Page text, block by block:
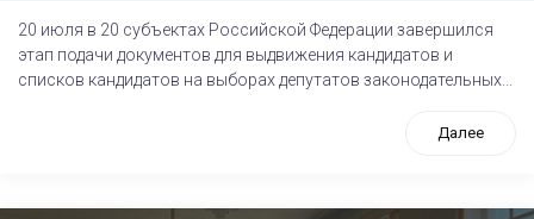
20 июля в 20 субъектах Российской Федерации завершился
этап подачи документов для выдвижения кандидатов и
списков кандидатов на выборах депутатов законодательных...
Далее